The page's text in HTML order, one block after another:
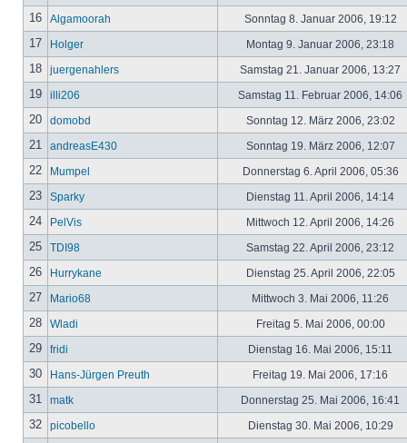
16 Algamoorah Sonntag 8. Januar 2006, 19:12
17 Holger Montag 9. Januar 2006, 23:18
18 juergenahlers Samstag 21. Januar 2006, 13:27
19 illi206 Samstag 11. Februar 2006, 14:06
20 domobd Sonntag 12. März 2006, 23:02
21 andreasE430 Sonntag 19. März 2006, 12:07
22 Mumpel Donnerstag 6. April 2006, 05:36
23 Sparky Dienstag 11. April 2006, 14:14
24 PelVis Mittwoch 12. April 2006, 14:26
25 TDI98 Samstag 22. April 2006, 23:12
26 Hurrykane Dienstag 25. April 2006, 22:05
27 Mario68 Mittwoch 3. Mai 2006, 11:26
28 Wladi Freitag 5. Mai 2006, 00:00
29 fridi Dienstag 16. Mai 2006, 15:11
30 Hans-Jürgen Preuth Freitag 19. Mai 2006, 17:16
31 matk Donnerstag 25. Mai 2006, 16:41
32 picobello Dienstag 30. Mai 2006, 10:29